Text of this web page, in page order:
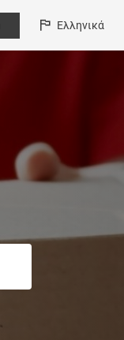
Ελληνικά